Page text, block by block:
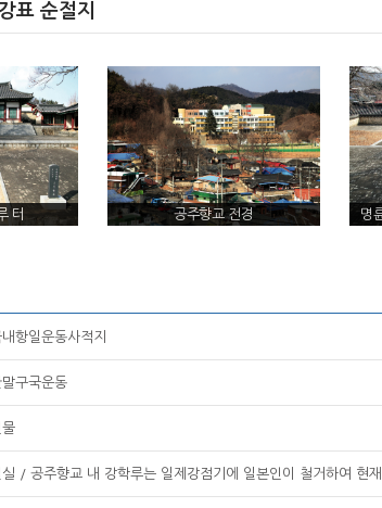
표 순절지
터 공주향교 전경 명
항일운동사적지
말구국운동
물
실 / 공주향교 내 강학루는 일제강점기에 일본인이 철거하여 현